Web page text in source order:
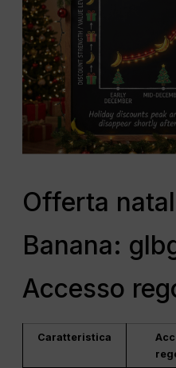
Offerta
Banana:
Accesso
Caratteristica